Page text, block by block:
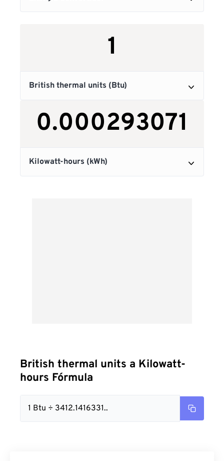
British thermal units a Kilowatt-
hours Fórmula
1 Btu ÷ 3412.1416331..